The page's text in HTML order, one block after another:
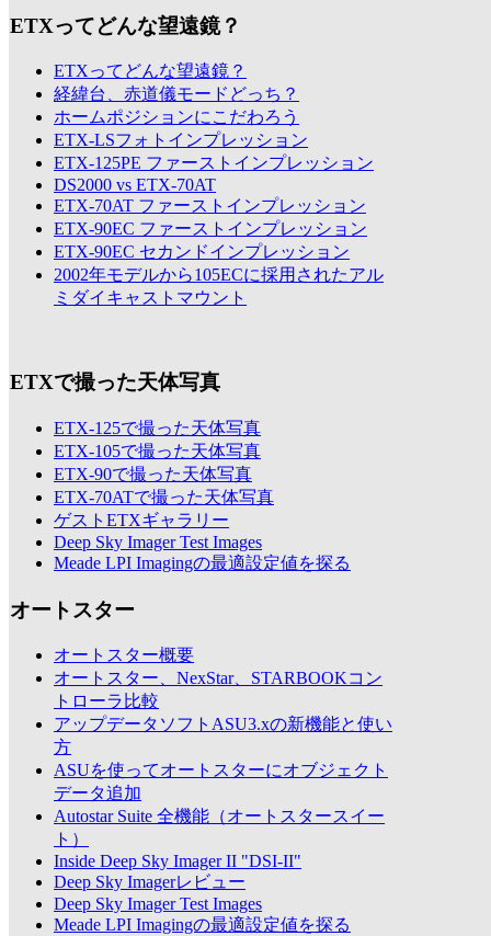
ETXってどんな望遠鏡？
ETXってどんな望遠鏡？
経緯台、赤道儀モードどっち？
ホームポジションにこだわろう
ETX-LSフォトインプレッション
ETX-125PE ファーストインプレッション
DS2000 vs ETX-70AT
ETX-70AT ファーストインプレッション
ETX-90EC ファーストインプレッション
ETX-90EC セカンドインプレッション
2002年モデルから105ECに採用されたアル
ミダイキャストマウント
ETXで撮った天体写真
ETX-125で撮った天体写真
ETX-105で撮った天体写真
ETX-90で撮った天体写真
ETX-70ATで撮った天体写真
ゲストETXギャラリー
Deep Sky Imager Test Images
Meade LPI Imagingの最適設定値を探る
オートスター
オートスター概要
オートスター、NexStar、STARBOOKコン
トローラ比較
アップデータソフトASU3.xの新機能と使い
方
ASUを使ってオートスターにオブジェクト
データ追加
Autostar Suite 全機能（オートスタースイー
ト）
Inside Deep Sky Imager II "DSI-II"
Deep Sky Imagerレビュー
Deep Sky Imager Test Images
Meade LPI Imagingの最適設定値を探る